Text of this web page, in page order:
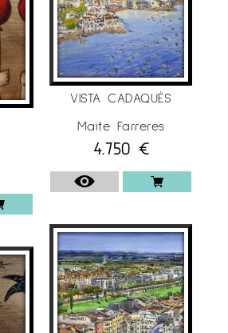
VISTA CADAQUÉS
Maite Farreres
4.750 €